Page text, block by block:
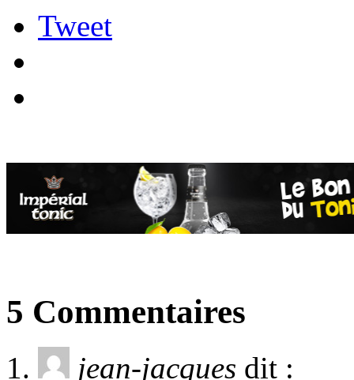
Tweet
5 Commentaires
jean-jacques dit :